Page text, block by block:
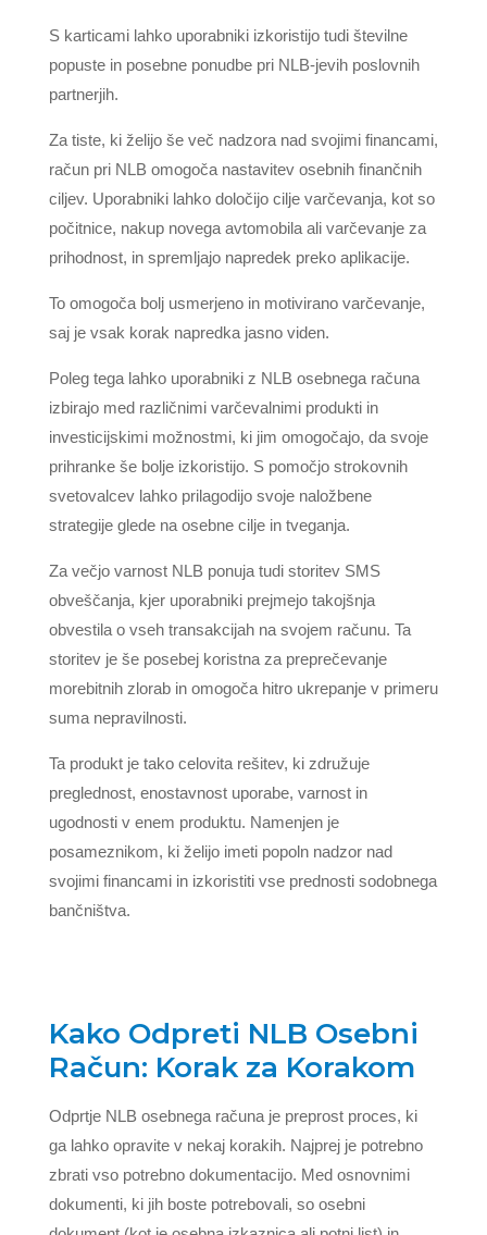
S karticami lahko uporabniki izkoristijo tudi številne
popuste in posebne ponudbe pri NLB-jevih poslovnih
partnerjih.
Za tiste, ki želijo še več nadzora nad svojimi financami,
račun pri NLB omogoča nastavitev osebnih finančnih
ciljev. Uporabniki lahko določijo cilje varčevanja, kot so
počitnice, nakup novega avtomobila ali varčevanje za
prihodnost, in spremljajo napredek preko aplikacije.
To omogoča bolj usmerjeno in motivirano varčevanje,
saj je vsak korak napredka jasno viden.
Poleg tega lahko uporabniki z NLB osebnega računa
izbirajo med različnimi varčevalnimi produkti in
investicijskimi možnostmi, ki jim omogočajo, da svoje
prihranke še bolje izkoristijo. S pomočjo strokovnih
svetovalcev lahko prilagodijo svoje naložbene
strategije glede na osebne cilje in tveganja.
Za večjo varnost NLB ponuja tudi storitev SMS
obveščanja, kjer uporabniki prejmejo takojšnja
obvestila o vseh transakcijah na svojem računu. Ta
storitev je še posebej koristna za preprečevanje
morebitnih zlorab in omogoča hitro ukrepanje v primeru
suma nepravilnosti.
Ta produkt je tako celovita rešitev, ki združuje
preglednost, enostavnost uporabe, varnost in
ugodnosti v enem produktu. Namenjen je
posameznikom, ki želijo imeti popoln nadzor nad
svojimi financami in izkoristiti vse prednosti sodobnega
bančništva.
Kako Odpreti NLB Osebni
Račun: Korak za Korakom
Odprtje NLB osebnega računa je preprost proces, ki
ga lahko opravite v nekaj korakih. Najprej je potrebno
zbrati vso potrebno dokumentacijo. Med osnovnimi
dokumenti, ki jih boste potrebovali, so osebni